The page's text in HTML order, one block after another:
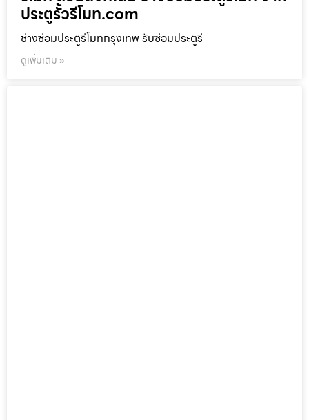
ประตูรั้วรีโมท.com
ช่างซ่อมประตูรีโมทกรุงเทพ รับซ่อมประตูรี
ดูเพิ่มเติม »